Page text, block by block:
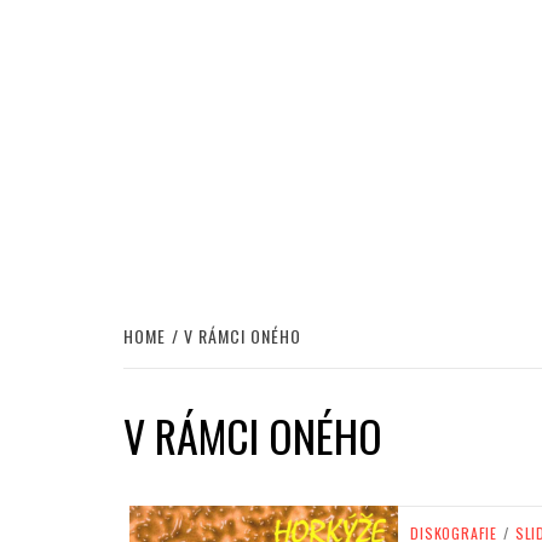
HOME V RÁMCI ONÉHO
V RÁMCI ONÉHO
DISKOGRAFIE /